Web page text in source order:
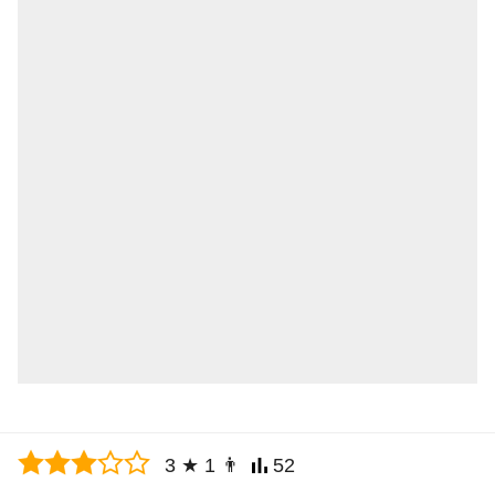
3 ★ 1 👨 52